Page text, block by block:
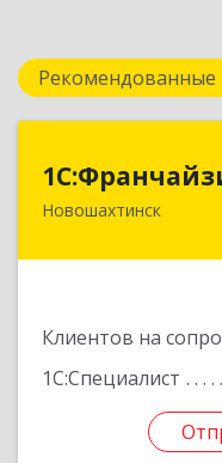
Рекомендованные
Новошахтинск
Клиентов на
1С:Специалист
346901,